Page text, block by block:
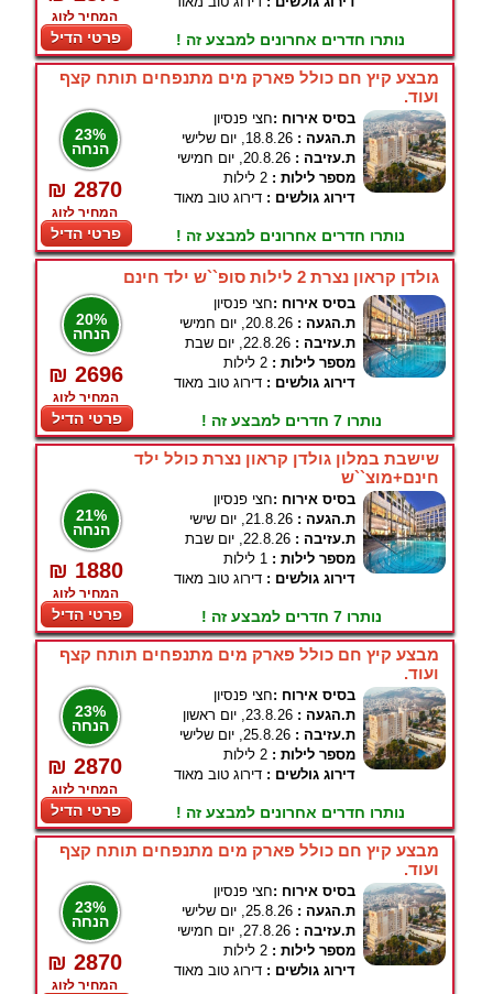
המחיר לזוג
פרטי הדיל נותרו חדרים אחרונים למבצע זה !
מבצע קיץ חם כולל פארק מים מתנפחים תותח קצף
ועוד.
23%
הנחה
₪ 2870
המחיר לזוג
פרטי הדיל
בסיס אירוח :חצי פנסיון
ת.הגעה : 18.8.26, יום שלישי
ת.עזיבה : 20.8.26, יום חמישי
מספר לילות : 2 לילות
דירוג גולשים : דירוג טוב מאוד
נותרו חדרים אחרונים למבצע זה !
גולדן קראון נצרת 2 לילות סופ``ש ילד חינם
20%
הנחה
₪ 2696
המחיר לזוג
פרטי הדיל
בסיס אירוח :חצי פנסיון
ת.הגעה : 20.8.26, יום חמישי
ת.עזיבה : 22.8.26, יום שבת
מספר לילות : 2 לילות
דירוג גולשים : דירוג טוב מאוד
נותרו 7 חדרים למבצע זה !
שישבת במלון גולדן קראון נצרת כולל ילד
חינם+מוצ``ש
21%
הנחה
₪ 1880
המחיר לזוג
פרטי הדיל
בסיס אירוח :חצי פנסיון
ת.הגעה : 21.8.26, יום שישי
ת.עזיבה : 22.8.26, יום שבת
מספר לילות : 1 לילות
דירוג גולשים : דירוג טוב מאוד
נותרו 7 חדרים למבצע זה !
מבצע קיץ חם כולל פארק מים מתנפחים תותח קצף
ועוד.
23%
הנחה
₪ 2870
המחיר לזוג
פרטי הדיל
בסיס אירוח :חצי פנסיון
ת.הגעה : 23.8.26, יום ראשון
ת.עזיבה : 25.8.26, יום שלישי
מספר לילות : 2 לילות
דירוג גולשים : דירוג טוב מאוד
נותרו חדרים אחרונים למבצע זה !
מבצע קיץ חם כולל פארק מים מתנפחים תותח קצף
ועוד.
23%
הנחה
₪ 2870
המחיר לזוג
בסיס אירוח :חצי פנסיון
ת.הגעה : 25.8.26, יום שלישי
ת.עזיבה : 27.8.26, יום חמישי
מספר לילות : 2 לילות
דירוג גולשים : דירוג טוב מאוד